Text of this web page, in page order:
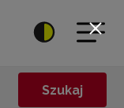
Szukaj